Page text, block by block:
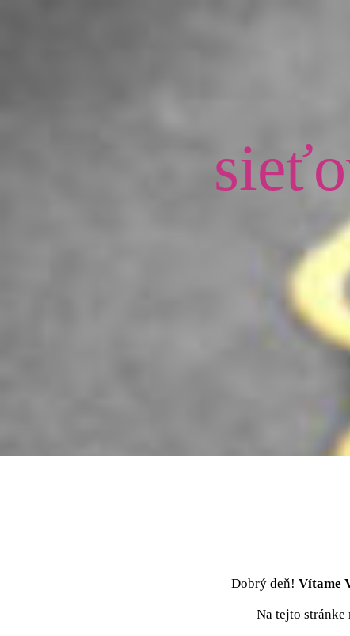
Dobrý deň! Vítame
Na tejto